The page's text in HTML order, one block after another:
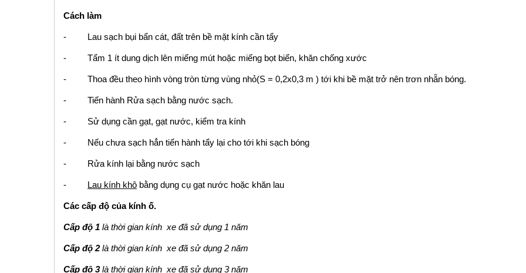
Cách làm
- Lau sạch bụi bẩn cát, đất trên bề mặt kính cần tẩy
- Tẩm 1 ít dung dịch lên miếng mút hoặc miếng bọt biển, khăn chống xước
- Thoa đều theo hình vòng tròn từng vùng nhỏ(S = 0,2x0,3 m ) tới khi bề mặt trở nên trơn nhẵn bóng.
- Tiến hành Rửa sạch bằng nước sạch.
- Sử dụng cần gạt, gạt nước, kiểm tra kính
- Nếu chưa sạch hẳn tiến hành tẩy lại cho tới khi sạch bóng
- Rửa kính lại bằng nước sạch
- Lau kính khô bằng dụng cụ gạt nước hoặc khăn lau
Các cấp độ của kính ố.
Cấp độ 1 là thời gian kính xe đã sử dụng 1 năm
Cấp độ 2là thời gian kính xe đã sử dụng 2 năm
Cấp độ 3là thời gian kính xe đã sử dụng 3 năm